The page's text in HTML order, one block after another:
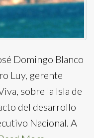
Domingo Blanco
Luy, gerente
sobre la Isla de
del desarrollo
Nacional. A